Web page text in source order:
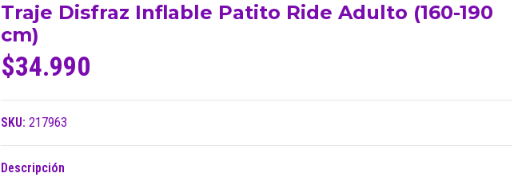
Traje Disfraz Inflable Patito Ride Adulto (160-190
cm)
$34.990
SKU: 217963
Descripción